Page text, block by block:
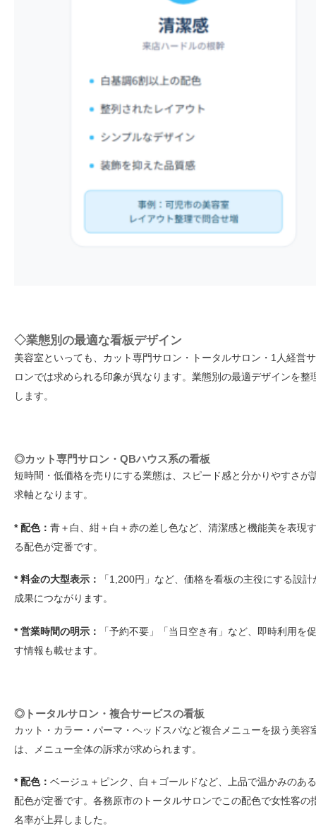
◇業態別の最適な看板デザイン
美容室といっても、カット専門サロン・トータルサロン・1人経営サ
ロンでは求められる印象が異なります。業態別の最適デザインを整
します。
◎カット専門サロン・QBハウス系の看板
短時間・低価格を売りにする業態は、スピード感と分かりやすさが
求軸となります。
* 配色： 青＋白、紺＋白＋赤の差し色など、清潔感と機能美を表現す
る配色が定番です。
* 料金の大型表示：
「1,200円」など、価格を看板の主役にする設計
成果につながります。
* 営業時間の明示：
「予約不要」「当日空き有」など、即時利用を促
す情報も載せます。
◎トータルサロン・複合サービスの看板
カット・カラー・パーマ・ヘッドスパなど複合メニューを扱う美容
は、メニュー全体の訴求が求められます。
* 配色： ベージュ＋ピンク、白＋ゴールドなど、上品で温かみのある
配色が定番です。各務原市のトータルサロンでこの配色で女性客の
名率が上昇しました。